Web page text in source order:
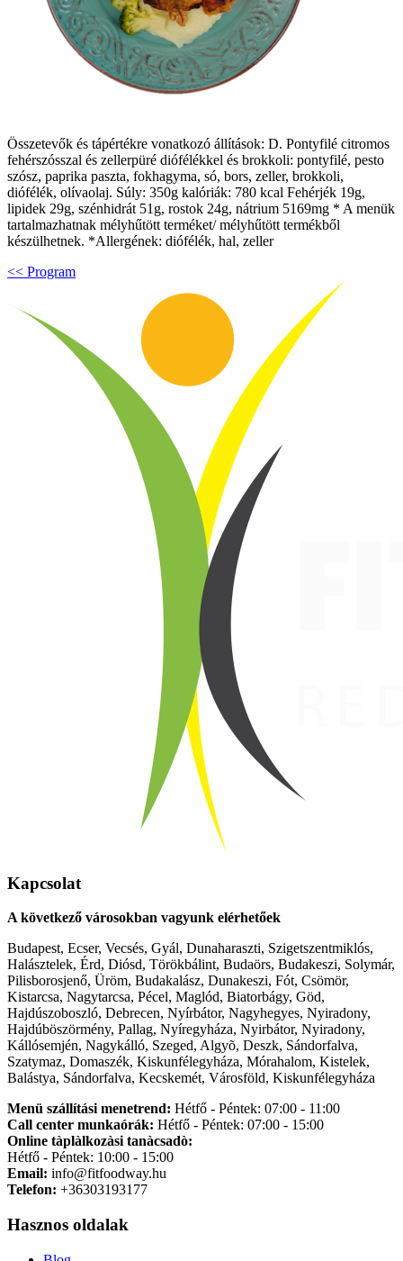
Összetevők és tápértékre vonatkozó állítások: D. Pontyfilé citromos
fehérszósszal és zellerpüré diófélékkel és brokkoli: pontyfilé, pesto
szósz, paprika paszta, fokhagyma, só, bors, zeller, brokkoli,
diófélék, olívaolaj. Súly: 350g kalóriák: 780 kcal Fehérjék 19g,
lipidek 29g, szénhidrát 51g, rostok 24g, nátrium 5169mg * A menük
tartalmazhatnak mélyhűtött terméket/ mélyhűtött termékből
készülhetnek. *Allergének: diófélék, hal, zeller
<< Program
Kapcsolat
A következő városokban vagyunk elérhetőek
Budapest, Ecser, Vecsés, Gyál, Dunaharaszti, Szigetszentmiklós,
Halásztelek, Érd, Diósd, Törökbálint, Budaörs, Budakeszi, Solymár,
Pilisborosjenő, Üröm, Budakalász, Dunakeszi, Fót, Csömör,
Kistarcsa, Nagytarcsa, Pécel, Maglód, Biatorbágy, Göd,
Hajdúszoboszló, Debrecen, Nyírbátor, Nagyhegyes, Nyiradony,
Hajdúböszörmény, Pallag, Nyíregyháza, Nyirbátor, Nyiradony,
Kállósemjén, Nagykálló, Szeged, Algyõ, Deszk, Sándorfalva,
Szatymaz, Domaszék, Kiskunfélegyháza, Mórahalom, Kistelek,
Balástya, Sándorfalva, Kecskemét, Városföld, Kiskunfélegyháza
Menü szállítási menetrend: Hétfő - Péntek: 07:00 - 11:00
Call center munkaórák: Hétfő - Péntek: 07:00 - 15:00
Online tàplàlkozàsi tanàcsadò:
Hétfő - Péntek: 10:00 - 15:00
Email: info@fitfoodway.hu
Telefon: +36303193177
Hasznos oldalak